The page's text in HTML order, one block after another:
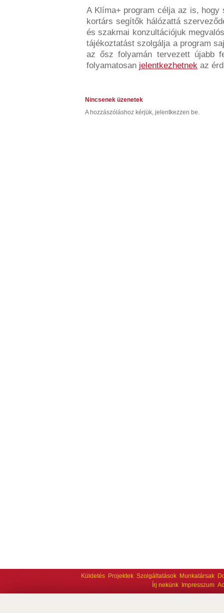
A Klíma+ program célja az is,
kortárs segítők hálózattá
és szakmai konzultációjuk
tájékoztatást szolgálja a program
az ősz folyamán tervezett újabb
folyamatosan jelentkezhetnek az
Nincsenek üzenetek
A hozzászóláshoz kérjük, jelentkezzen be.
Küldetés Projektek Szolgáltatások Munkatársak
Írj nekünk
Impresszum